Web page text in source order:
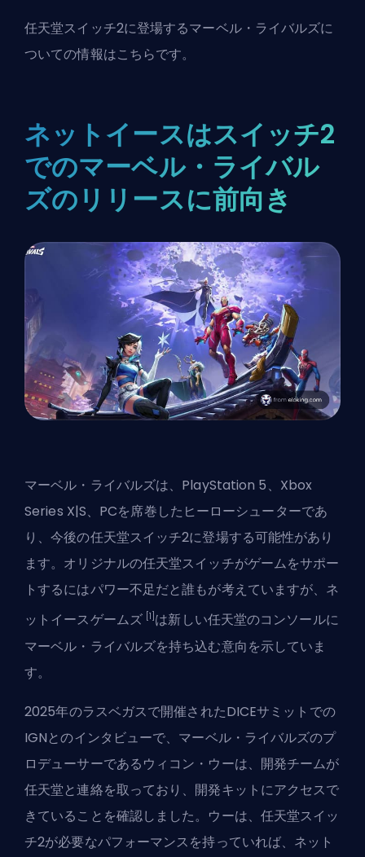
任天堂スイッチ2に登場するマーベル・ライバルズに
ついての情報はこちらです。
ネットイースはスイッチ2
でのマーベル・ライバル
ズのリリースに前向き
マーベル・ライバルズは、PlayStation 5、Xbox
Series X|S、PCを席巻したヒーローシューターであ
り、今後の任天堂スイッチ2に登場する可能性があり
ます。オリジナルの任天堂スイッチがゲームをサポー
トするにはパワー不足だと誰もが考えていますが、ネ
ットイースゲームズ [1] は新しい任天堂のコンソールに
マーベル・ライバルズを持ち込む意向を示していま
す。
2025年のラスベガスで開催されたDICEサミットでの
IGNとのインタビューで、マーベル・ライバルズのプ
ロデューサーであるウィコン・ウーは、開発チームが
任天堂と連絡を取っており、開発キットにアクセスで
きていることを確認しました。ウーは、任天堂スイッ
チ2が必要なパフォーマンスを持っていれば、ネット